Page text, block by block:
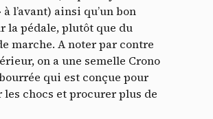
à l’avant) ainsi qu’un bon
la pédale, plutôt que du
marche. A noter par contre
on a une semelle Crono
qui est conçue pour
les chocs et procurer plus de